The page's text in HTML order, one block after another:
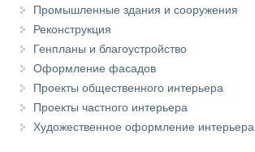
Промышленные здания и сооружения
Реконструкция
Генпланы и благоустройство
Оформление фасадов
Проекты общественного интерьера
Проекты частного интерьера
Художественное оформление интерьера